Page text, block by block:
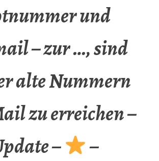
und
– zur …, sind
alte Nummern
zu erreichen –
–
–